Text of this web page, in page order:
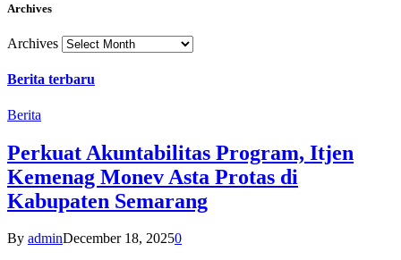
Archives
Archives
Berita terbaru
Berita
Perkuat Akuntabilitas Program, Itjen
Kemenag Monev Asta Protas di
Kabupaten Semarang
By adminDecember 18, 20250